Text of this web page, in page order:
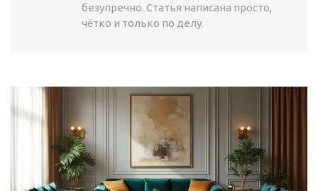
безупречно. Статья написана просто,
чётко и только по делу.